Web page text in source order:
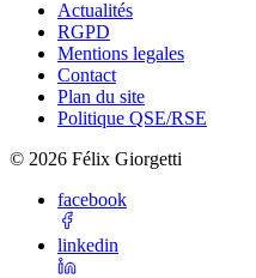
Actualités
RGPD
Mentions legales
Contact
Plan du site
Politique QSE/RSE
© 2026 Félix Giorgetti
facebook
linkedin